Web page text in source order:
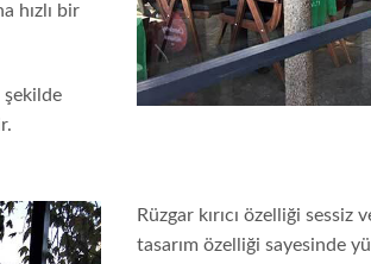
hızlı bir
şekilde
Rüzgar kırıcı özelliği sessiz
tasarım özelliği sayesinde